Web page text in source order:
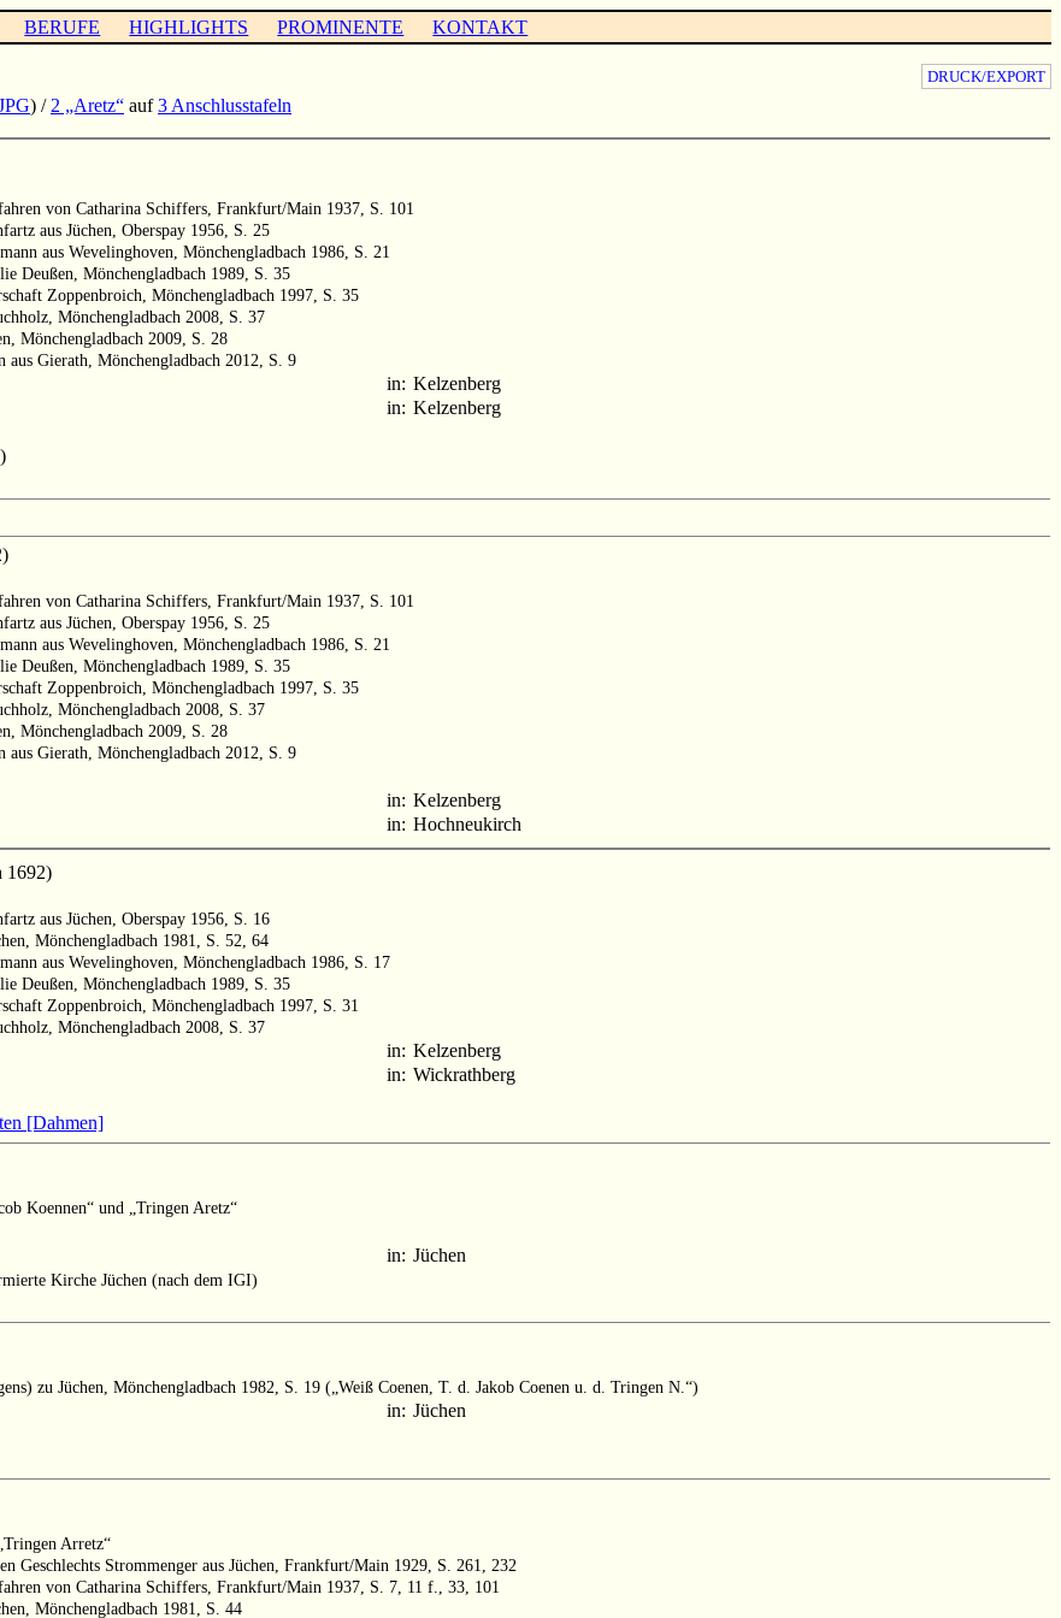
BERUFE HIGHLIGHTS PROMINENTE KONTAKT
DRUCK/EXPORT
) / 2 „Aretz“ auf3 Anschlusstafeln
von Catharina Schiffers, Frankfurt/Main 1937, S. 101
aus Jüchen, Oberspay 1956, S. 25
aus Wevelinghoven, Mönchengladbach 1986, S. 21
Deußen, Mönchengladbach 1989, S. 35
Zoppenbroich, Mönchengladbach 1997, S. 35
Mönchengladbach 2008, S. 37
Mönchengladbach 2009, S. 28
aus Gierath, Mönchengladbach 2012, S. 9
in: Kelzenberg
in: Kelzenberg
von Catharina Schiffers, Frankfurt/Main 1937, S. 101
aus Jüchen, Oberspay 1956, S. 25
aus Wevelinghoven, Mönchengladbach 1986, S. 21
Deußen, Mönchengladbach 1989, S. 35
Zoppenbroich, Mönchengladbach 1997, S. 35
Mönchengladbach 2008, S. 37
Mönchengladbach 2009, S. 28
aus Gierath, Mönchengladbach 2012, S. 9
in: Kelzenberg
in: Hochneukirch
1692)
aus Jüchen, Oberspay 1956, S. 16
Mönchengladbach 1981, S. 52, 64
aus Wevelinghoven, Mönchengladbach 1986, S. 17
Deußen, Mönchengladbach 1989, S. 35
Zoppenbroich, Mönchengladbach 1997, S. 31
Mönchengladbach 2008, S. 37
in: Kelzenberg
in: Wickrathberg
[Dahmen]
Koennen“ und „Tringen Aretz“
in: Jüchen
Kirche Jüchen (nach dem IGI)
zu Jüchen, Mönchengladbach 1982, S. 19 („Weiß Coenen, T. d. Jakob Coenen u. d. Tringen N.“)
in: Jüchen
Arretz“
Geschlechts Strommenger aus Jüchen, Frankfurt/Main 1929, S. 261, 232
von Catharina Schiffers, Frankfurt/Main 1937, S. 7, 11 f., 33, 101
Mönchengladbach 1981, S. 44